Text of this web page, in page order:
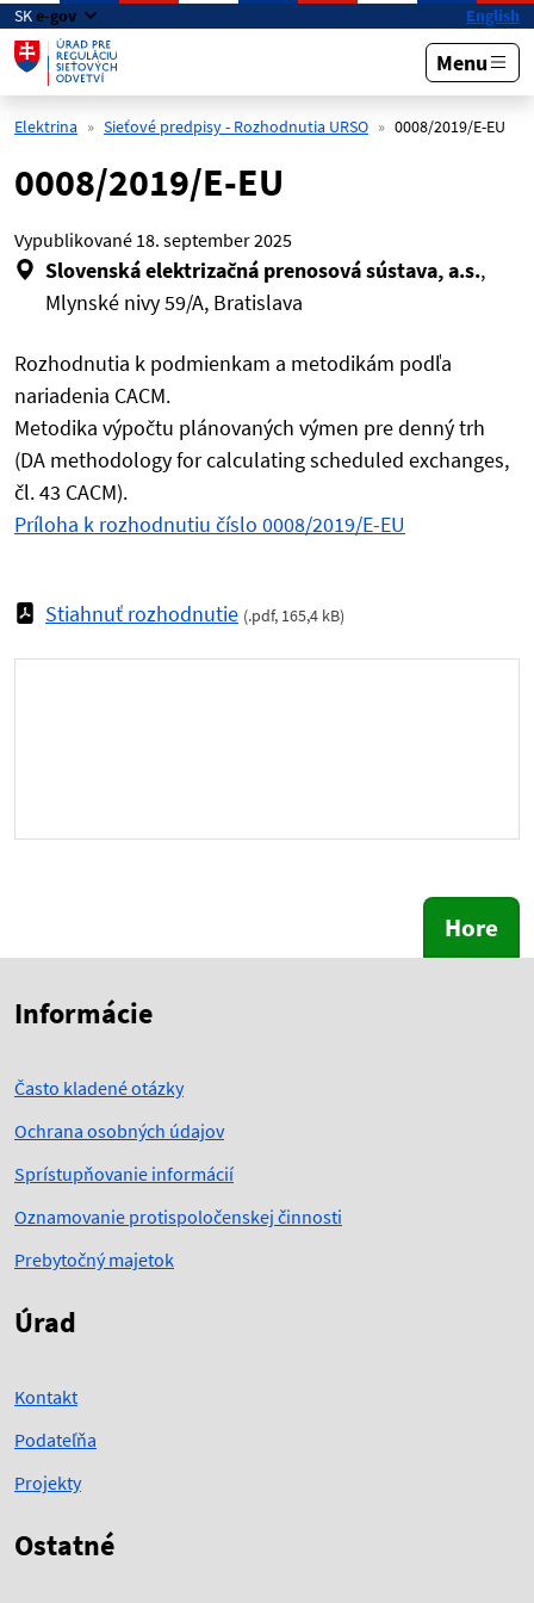
Preskočiť na hlavný obsah
SKe-gov English
Menu
Elektrina Sieťové predpisy - Rozhodnutia URSO 0008/2019/E-EU
0008/2019/E-EU
Vypublikované 18. september 2025
Slovenská elektrizačná prenosová sústava, a.s.,
Mlynské nivy 59/A, Bratislava
Rozhodnutia k podmienkam a metodikám podľa
nariadenia CACM.
Metodika výpočtu plánovaných výmen pre denný trh
(DA methodology for calculating scheduled exchanges,
čl. 43 CACM).
Príloha k rozhodnutiu číslo 0008/2019/E-EU
Stiahnuť rozhodnutie (.pdf, 165,4 kB)
Hore
Informácie
Často kladené otázky
Ochrana osobných údajov
Sprístupňovanie informácií
Oznamovanie protispoločenskej činnosti
Prebytočný majetok
Úrad
Kontakt
Podateľňa
Projekty
Ostatné